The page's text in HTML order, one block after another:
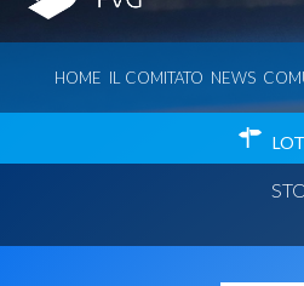
HOME IL COMITATO NEWS